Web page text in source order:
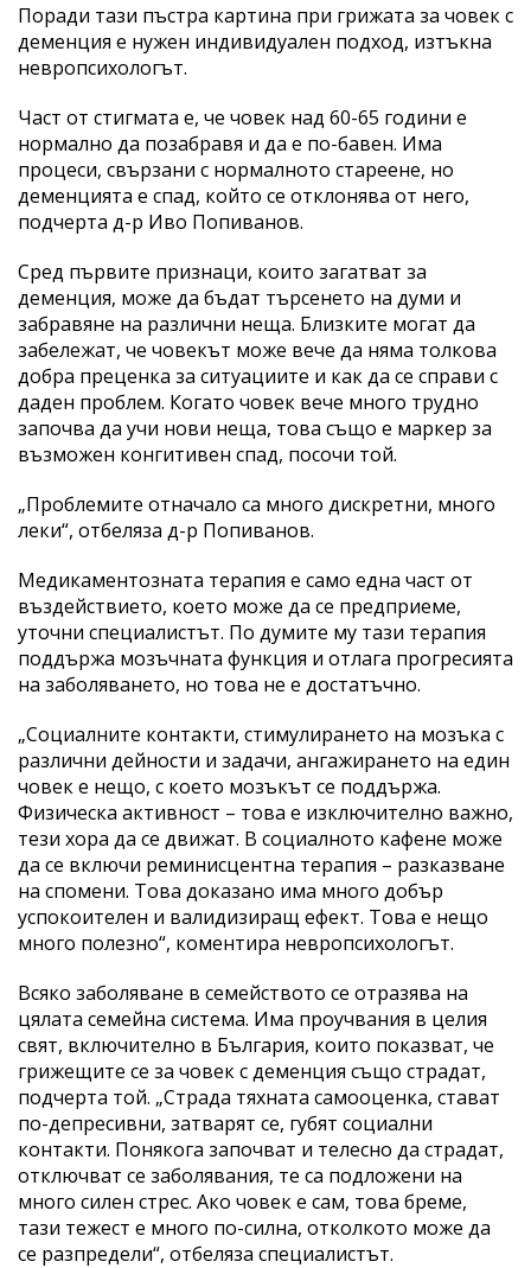
Поради тази пъстра картина при грижата за човек с
деменция е нужен индивидуален подход, изтъкна
невропсихологът.
Част от стигмата е, че човек над 60-65 години е
нормално да позабравя и да е по-бавен. Има
процеси, свързани с нормалното стареене, но
деменцията е спад, който се отклонява от него,
подчерта д-р Иво Попиванов.
Сред първите признаци, които загатват за
деменция, може да бъдат търсенето на думи и
забравяне на различни неща. Близките могат да
забележат, че човекът може вече да няма толкова
добра преценка за ситуациите и как да се справи с
даден проблем. Когато човек вече много трудно
започва да учи нови неща, това също е маркер за
възможен конгитивен спад, посочи той.
„Проблемите отначало са много дискретни, много
леки“, отбеляза д-р Попиванов.
Медикаментозната терапия е само една част от
въздействието, което може да се предприеме,
уточни специалистът. По думите му тази терапия
поддържа мозъчната функция и отлага прогресията
на заболяването, но това не е достатъчно.
„Социалните контакти, стимулирането на мозъка с
различни дейности и задачи, ангажирането на един
човек е нещо, с което мозъкът се поддържа.
Физическа активност – това е изключително важно,
тези хора да се движат. В социалното кафене може
да се включи реминисцентна терапия – разказване
на спомени. Това доказано има много добър
успокоителен и валидизиращ ефект. Това е нещо
много полезно“, коментира невропсихологът.
Всяко заболяване в семейството се отразява на
цялата семейна система. Има проучвания в целия
свят, включително в България, които показват, че
грижещите се за човек с деменция също страдат,
подчерта той. „Страда тяхната самооценка, стават
по-депресивни, затварят се, губят социални
контакти. Понякога започват и телесно да страдат,
отключват се заболявания, те са подложени на
много силен стрес. Ако човек е сам, това бреме,
тази тежест е много по-силна, отколкото може да
се разпредели“, отбеляза специалистът.